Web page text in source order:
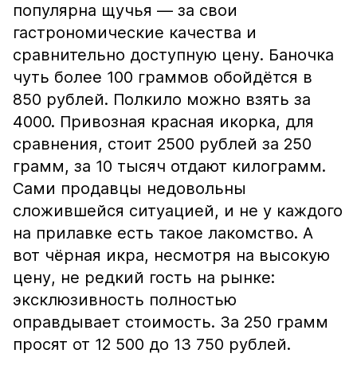
популярна щучья — за свои
гастрономические качества и
сравнительно доступную цену. Баночка
чуть более 100 граммов обойдётся в
850 рублей. Полкило можно взять за
4000. Привозная красная икорка, для
сравнения, стоит 2500 рублей за 250
грамм, за 10 тысяч отдают килограмм.
Сами продавцы недовольны
сложившейся ситуацией, и не у каждого
на прилавке есть такое лакомство. А
вот чёрная икра, несмотря на высокую
цену, не редкий гость на рынке:
эксклюзивность полностью
оправдывает стоимость. За 250 грамм
просят от 12 500 до 13 750 рублей.